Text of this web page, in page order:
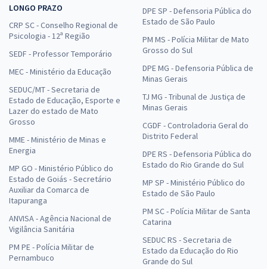
LONGO PRAZO
CRP SC - Conselho Regional de
Psicologia - 12ª Região
SEDF - Professor Temporário
MEC - Ministério da Educação
SEDUC/MT - Secretaria de
Estado de Educação, Esporte e
Lazer do estado de Mato
Grosso
MME - Ministério de Minas e
Energia
MP GO - Ministério Público do
Estado de Goiás - Secretário
Auxiliar da Comarca de
Itapuranga
ANVISA - Agência Nacional de
Vigilância Sanitária
PM PE - Polícia Militar de
Pernambuco
DPE SP - Defensoria Pública do
Estado de São Paulo
PM MS - Polícia Militar de Mato
Grosso do Sul
DPE MG - Defensoria Pública de
Minas Gerais
TJ MG - Tribunal de Justiça de
Minas Gerais
CGDF - Controladoria Geral do
Distrito Federal
DPE RS - Defensoria Pública do
Estado do Rio Grande do Sul
MP SP - Ministério Público do
Estado de São Paulo
PM SC - Polícia Militar de Santa
Catarina
SEDUC RS - Secretaria de
Estado da Educação do Rio
Grande do Sul